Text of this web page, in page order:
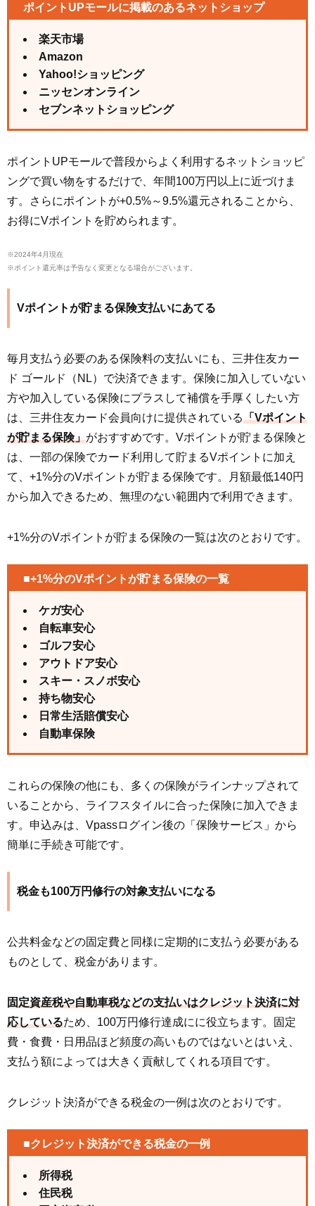
ポイントUPモールに掲載のあるネットショップ
楽天市場
Amazon
Yahoo!ショッピング
ニッセンオンライン
セブンネットショッピング
ポイントUPモールで普段からよく利用するネットショッピ
ングで買い物をするだけで、年間100万円以上に近づけま
す。さらにポイントが+0.5%～9.5%還元されることから、
お得にVポイントを貯められます。
※2024年4月現在
※ポイント還元率は予告なく変更となる場合がございます。
Vポイントが貯まる保険支払いにあてる
毎月支払う必要のある保険料の支払いにも、三井住友カー
ド ゴールド（NL）で決済できます。保険に加入していない
方や加入している保険にプラスして補償を手厚くしたい方
は、三井住友カード会員向けに提供されている「Vポイント
が貯まる保険」がおすすめです。Vポイントが貯まる保険と
は、一部の保険でカード利用して貯まるVポイントに加え
て、+1%分のVポイントが貯まる保険です。月額最低140円
から加入できるため、無理のない範囲内で利用できます。
+1%分のVポイントが貯まる保険の一覧は次のとおりです。
■+1%分のVポイントが貯まる保険の一覧
ケガ安心
自転車安心
ゴルフ安心
アウトドア安心
スキー・スノボ安心
持ち物安心
日常生活賠償安心
自動車保険
これらの保険の他にも、多くの保険がラインナップされて
いることから、ライフスタイルに合った保険に加入できま
す。申込みは、Vpassログイン後の「保険サービス」から
簡単に手続き可能です。
税金も100万円修行の対象支払いになる
公共料金などの固定費と同様に定期的に支払う必要がある
ものとして、税金があります。
固定資産税や自動車税などの支払いはクレジット決済に対
応しているため、100万円修行達成にに役立ちます。固定
費・食費・日用品ほど頻度の高いものではないとはいえ、
支払う額によっては大きく貢献してくれる項目です。
クレジット決済ができる税金の一例は次のとおりです。
■クレジット決済ができる税金の一例
所得税
住民税